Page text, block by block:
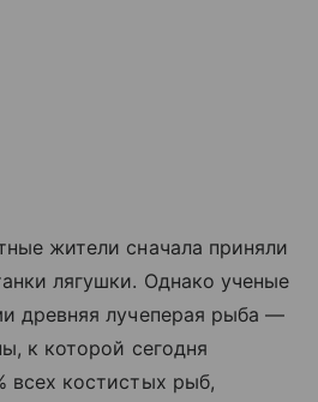
жители сначала приняли
лягушки. Однако ученые
древняя лучеперая рыба —
к которой сегодня
всех костистых рыб,